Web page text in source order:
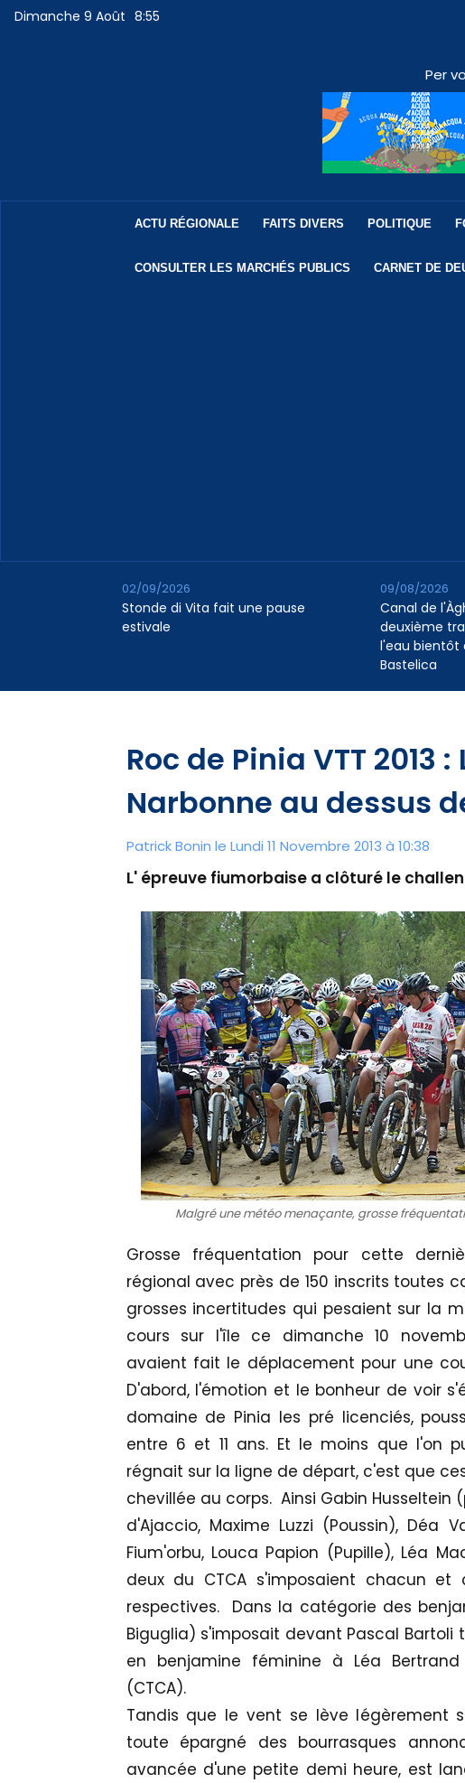
Dimanche 9 Août 8:55
Per
ACTU RÉGIONALE FAITS DIVERS POLITIQUE
CONSULTER LES MARCHÉS PUBLICS CARNET DE
Stonde di Vita fait une pause
estivale
02/09/2026
Canal de
deuxième
l'eau bientôt
Bastelica
09/08/2026
Roc de Pinia VTT 2013
Narbonne au dessus
Patrick Bonin le Lundi 11 Novembre 2013 à 10:38
L' épreuve fiumorbaise a clôturé le
Malgré une météo menaçante, grosse
Grosse fréquentation pour cette
régional avec près de 150 inscrits toutes
grosses incertitudes qui pesaient sur la
cours sur l'île ce dimanche 10
avaient fait le déplacement pour une
D'abord, l'émotion et le bonheur de voir
domaine de Pinia les pré licenciés,
entre 6 et 11 ans. Et le moins que l'on
régnait sur la ligne de départ, c'est que
chevillée au corps. Ainsi Gabin
d'Ajaccio, Maxime Luzzi (Poussin), Déa
Fium'orbu, Louca Papion (Pupille), Léa
deux du CTCA s'imposaient chacun
respectives. Dans la catégorie des
Biguglia) s'imposait devant Pascal
en benjamine féminine à Léa
(CTCA).
Tandis que le vent se lève légèrement
toute épargné des bourrasques
avancée d'une petite demi heure, est